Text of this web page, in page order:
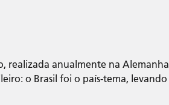
anualmente na
o Brasil foi o país-tema,